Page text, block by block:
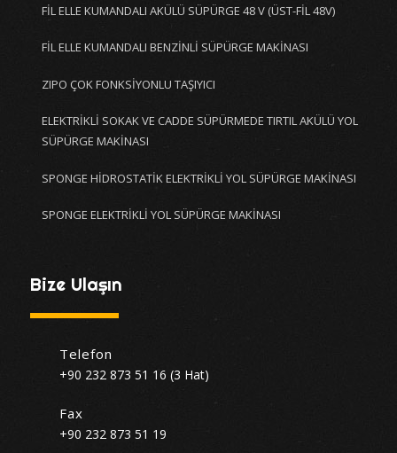
FİL ELLE KUMANDALI AKÜLÜ SÜPÜRGE 48 V (ÜST-FİL 48V)
FİL ELLE KUMANDALI BENZİNLİ SÜPÜRGE MAKİNASI
ZIPO ÇOK FONKSİYONLU TAŞIYICI
ELEKTRİKLİ SOKAK VE CADDE SÜPÜRMEDE TIRTIL AKÜLÜ YOL
SÜPÜRGE MAKİNASI
SPONGE HİDROSTATİK ELEKTRİKLİ YOL SÜPÜRGE MAKİNASI
SPONGE ELEKTRİKLİ YOL SÜPÜRGE MAKİNASI
Bize Ulaşın
Telefon
+90 232 873 51 16 (3 Hat)
Fax
+90 232 873 51 19